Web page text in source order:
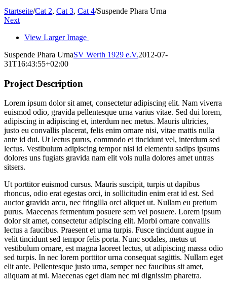
Startseite/Cat 2, Cat 3, Cat 4/Suspende Phara Urna
Next
View Larger Image
Suspende Phara UrnaSV Werth 1929 e.V.2012-07-
31T16:43:55+02:00
Project Description
Lorem ipsum dolor sit amet, consectetur adipiscing elit. Nam viverra
euismod odio, gravida pellentesque urna varius vitae. Sed dui lorem,
adipiscing in adipiscing et, interdum nec metus. Mauris ultricies,
justo eu convallis placerat, felis enim ornare nisi, vitae mattis nulla
ante id dui. Ut lectus purus, commodo et tincidunt vel, interdum sed
lectus. Vestibulum adipiscing tempor nisi id elementu sadips ipsums
dolores uns fugiats gravida nam elit vols nulla dolores amet untras
sitsers.
Ut porttitor euismod cursus. Mauris suscipit, turpis ut dapibus
rhoncus, odio erat egestas orci, in sollicitudin enim erat id est. Sed
auctor gravida arcu, nec fringilla orci aliquet ut. Nullam eu pretium
purus. Maecenas fermentum posuere sem vel posuere. Lorem ipsum
dolor sit amet, consectetur adipiscing elit. Morbi ornare convallis
lectus a faucibus. Praesent et urna turpis. Fusce tincidunt augue in
velit tincidunt sed tempor felis porta. Nunc sodales, metus ut
vestibulum ornare, est magna laoreet lectus, ut adipiscing massa odio
sed turpis. In nec lorem porttitor urna consequat sagittis. Nullam eget
elit ante. Pellentesque justo urna, semper nec faucibus sit amet,
aliquam at mi. Maecenas eget diam nec mi dignissim pharetra.